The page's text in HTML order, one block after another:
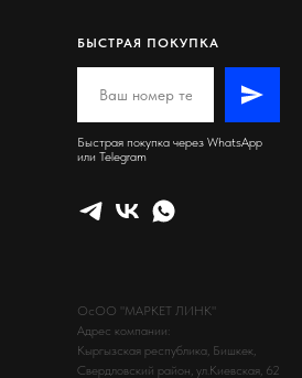
БЫСТРАЯ ПОКУПКА
Быстрая покупка через WhatsApp
или Telegram
ОсОО "МАРКЕТ ЛИНК"
Адрес компании:
Кыргызская республика, Бишкек,
Свердловский район, ул.Киевская, 62